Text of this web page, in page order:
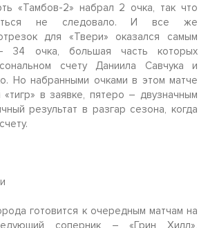
«Тамбов-2» набрал 2 очка, так что
не следовало. И все же
для «Твери» оказался самым
– 34 очка, большая часть которых
счету Даниила Савчука и
Но набранными очками в этом матче
в заявке, пятеро – двузначным
результат в разгар сезона, когда
готовится к очередным матчам на
соперник – «Грин Хилл»,